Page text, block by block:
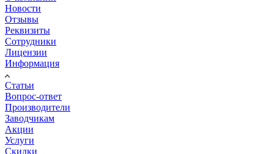
Новости
Отзывы
Реквизиты
Сотрудники
Лицензии
Информация
Статьи
Вопрос-ответ
Производители
Заводчикам
Акции
Услуги
Скидки